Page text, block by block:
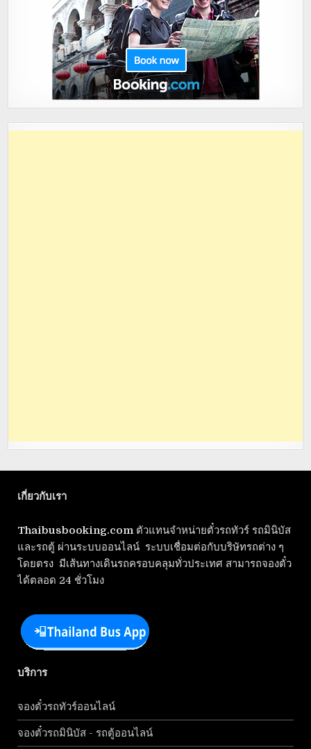
เกี่ยวกับเรา
Thaibusbooking.com ตัวแทนจำหน่ายตั๋วรถทัวร์ รถมินิบัส
และรถตู้ ผ่านระบบออนไลน์ ระบบเชื่อมต่อกับบริษัทรถต่าง ๆ
โดยตรง มีเส้นทางเดินรถครอบคลุมทั่วประเทศ สามารถจองตั๋ว
ได้ตลอด 24 ชั่วโมง
บริการ
จองตั๋วรถทัวร์ออนไลน์
จองตั๋วรถมินิบัส - รถตู้ออนไลน์